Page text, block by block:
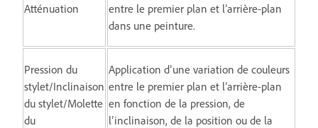
Atténuation
entre le premier plan et l’arrière-plan
dans une peinture.
Pression du
stylet/Inclinaison
du stylet/Molette
du
Application d’une variation de couleurs
entre le premier plan et l’arrière-plan
en fonction de la pression, de
l’inclinaison, de la position ou de la